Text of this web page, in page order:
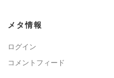
メタ情報
ログイン
コメントフィード